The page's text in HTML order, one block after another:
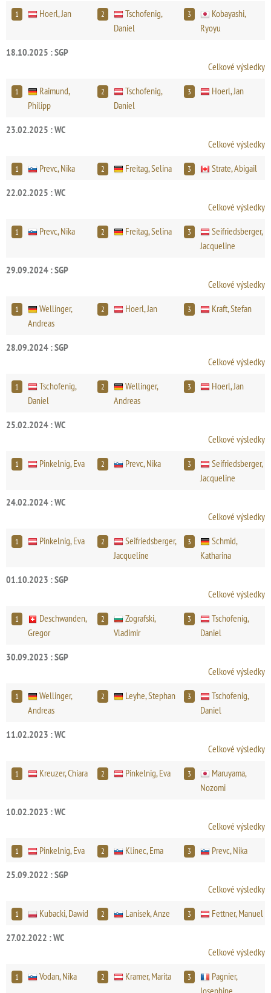
1 Hoerl, Jan 2
Tschofenig,
Daniel
3
Kobayashi,
Ryoyu
18.10.2025 : SGP
Celkové výsledky
1
Raimund,
Philipp
2
Tschofenig,
Daniel
3 Hoerl, Jan
23.02.2025 : WC
Celkové výsledky
1 Prevc, Nika 2 Freitag, Selina 3
Strate, Abigail
22.02.2025 : WC
Celkové výsledky
1 Prevc, Nika 2 Freitag, Selina 3
Seifriedsberger,
Jacqueline
29.09.2024 : SGP
Celkové výsledky
1
Wellinger,
Andreas
2 Hoerl, Jan 3 Kraft, Stefan
28.09.2024 : SGP
Celkové výsledky
1
Tschofenig,
Daniel
2
Wellinger,
Andreas
3 Hoerl, Jan
25.02.2024 : WC
Celkové výsledky
1 Pinkelnig, Eva 2 Prevc, Nika 3
Seifriedsberger,
Jacqueline
24.02.2024 : WC
Celkové výsledky
1 Pinkelnig, Eva 2
Seifriedsberger,
Jacqueline
3
Schmid,
Katharina
01.10.2023 : SGP
Celkové výsledky
1
Deschwanden,
Gregor
2
Zografski,
Vladimir
3
Tschofenig,
Daniel
30.09.2023 : SGP
Celkové výsledky
1
Wellinger,
Andreas
2 Leyhe, Stephan 3
Tschofenig,
Daniel
11.02.2023 : WC
Celkové výsledky
1 Kreuzer, Chiara 2 Pinkelnig, Eva 3
Maruyama,
Nozomi
10.02.2023 : WC
Celkové výsledky
1 Pinkelnig, Eva 2 Klinec, Ema 3
Prevc, Nika
25.09.2022 : SGP
Celkové výsledky
1 Kubacki, Dawid 2 Lanisek, Anze 3
Fettner, Manuel
27.02.2022 : WC
Celkové výsledky
1 Vodan, Nika 2 Kramer, Marita 3
Pagnier,